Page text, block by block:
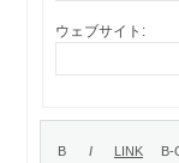
ウェブサイト: